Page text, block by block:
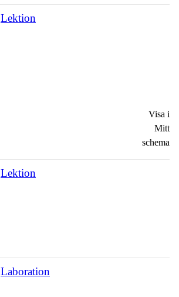
Lektion
Visa i
Mitt
schema
Lektion
Laboration